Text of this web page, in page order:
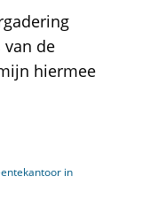
de
hiermee
in